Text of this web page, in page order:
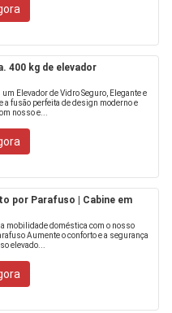
400 kg de elevador
um Elevador de Vidro Seguro, Elegante e
a fusão perfeita de design moderno e
nosso e...
por Parafuso | Cabine em
mobilidade doméstica com o nosso
Aumente o conforto e a segurança
elevado...